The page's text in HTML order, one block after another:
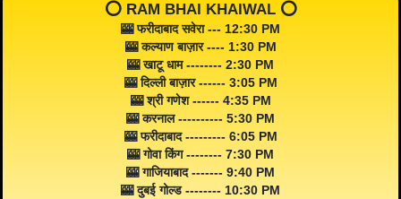
⭕️ RAM BHAI KHAIWAL ⭕️
🎰 फरीदाबाद सवेरा --- 12:30 PM
🎰 कल्याण बाज़ार ---- 1:30 PM
🎰 खाटू धाम -------- 2:30 PM
🎰 दिल्ली बाज़ार ------ 3:05 PM
🎰 श्री गणेश ------ 4:35 PM
🎰 करनाल ---------- 5:30 PM
🎰 फरीदाबाद --------- 6:05 PM
🎰 गोवा किंग -------- 7:30 PM
🎰 गाजियाबाद ------- 9:40 PM
🎰 दुबई गोल्ड -------- 10:30 PM